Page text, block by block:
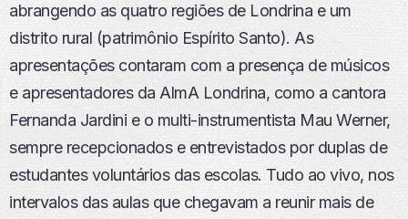
abrangendo as quatro regiões de Londrina e um
distrito rural (patrimônio Espírito Santo). As
apresentações contaram com a presença de músicos
e apresentadores da AlmA Londrina, como a cantora
Fernanda Jardini e o multi-instrumentista Mau Werner,
sempre recepcionados e entrevistados por duplas de
estudantes voluntários das escolas. Tudo ao vivo, nos
intervalos das aulas que chegavam a reunir mais de